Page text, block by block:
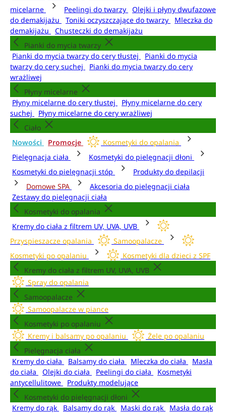
micelarne
Peelingi do twarzy
Olejki i płyny dwufazowe
do demakijażu
Toniki oczyszczające do twarzy
Mleczka do
demakijażu
Chusteczki do demakijażu
Pianki do mycia twarzy
Pianki do mycia twarzy do cery tłustej
Pianki do mycia
twarzy do cery suchej
Pianki do mycia twarzy do cery
wrażliwej
Płyny micelarne
Płyny micelarne do cery tłustej
Płyny micelarne do cery
suchej
Płyny micelarne do cery wrażliwej
Ciało
Nowości
Promocje
Kosmetyki do opalania
Pielęgnacja ciała
Kosmetyki do pielęgnacji dłoni
Kosmetyki do pielęgnacji stóp
Produkty do depilacji
Domowe SPA
Akcesoria do pielęgnacji ciała
Zestawy do pielęgnacji ciała
Kosmetyki do opalania
Kremy do ciała z filtrem UV, UVA, UVB
Przyspieszacze opalania
Samoopalacze
Kosmetyki po opalaniu
Kosmetyki dla dzieci z SPF
Kremy do ciała z filtrem UV, UVA, UVB
Spray do opalania
Samoopalacze
Samoopalacze w piance
Kosmetyki po opalaniu
Kremy i balsamy po opalaniu
Żele po opalaniu
Pielęgnacja ciała
Kremy do ciała
Balsamy do ciała Mleczka do ciała
Masła
do ciała
Olejki do ciała Peelingi do ciała
Kosmetyki
antycellulitowe
Produkty modelujące
Kosmetyki do pielęgnacji dłoni
Kremy do rąk
Balsamy do rąk Maski do rąk
Masła do rąk